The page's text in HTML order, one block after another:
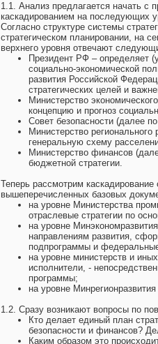
1.1. Анализ предлагается начать с
каскадированием на последующих
Согласно структуре системы
стратегическом планировании, на
верхнего уровня отвечают
Президент РФ – определяет
социально-экономической
развития Российской
стратегических целей и
Министерство
концепцию и прогноз
Совет безопасности (далее
Министерство
генеральную схему
Министерство финансов
бюджетной стратегии.
Теперь рассмотрим
вышеперечисленных базовых
на уровне Министерства
отраслевые стратегии по
на уровне
направлениям развития,
подпрограммы и
на уровне министерств и
исполнители, -
программы;
на уровне
1.2. Сразу возникают вопросы по
Кто делает единый план
безопасности и финансов?
Каким образом это